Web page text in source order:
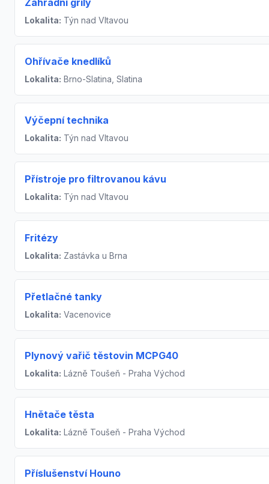
Zahradní grily
Lokalita: Týn nad Vltavou
Ohřívače knedlíků
Lokalita: Brno-Slatina, Slatina
Výčepní technika
Lokalita: Týn nad Vltavou
Přístroje pro filtrovanou kávu
Lokalita: Týn nad Vltavou
Fritézy
Lokalita: Zastávka u Brna
Přetlačné tanky
Lokalita: Vacenovice
Plynový vařič těstovin MCPG40
Lokalita: Lázně Toušeň - Praha Východ
Hnětače těsta
Lokalita: Lázně Toušeň - Praha Východ
Příslušenství Houno